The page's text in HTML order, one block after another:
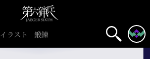
イラスト 鍛錬